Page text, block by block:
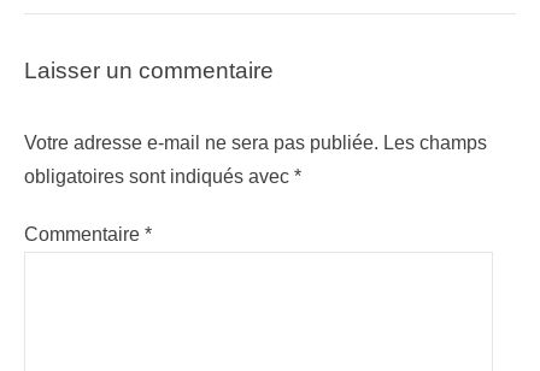
Laisser un commentaire
Votre adresse e-mail ne sera pas publiée. Les champs
obligatoires sont indiqués avec *
Commentaire *